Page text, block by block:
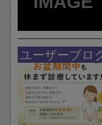
ユーザーブロ